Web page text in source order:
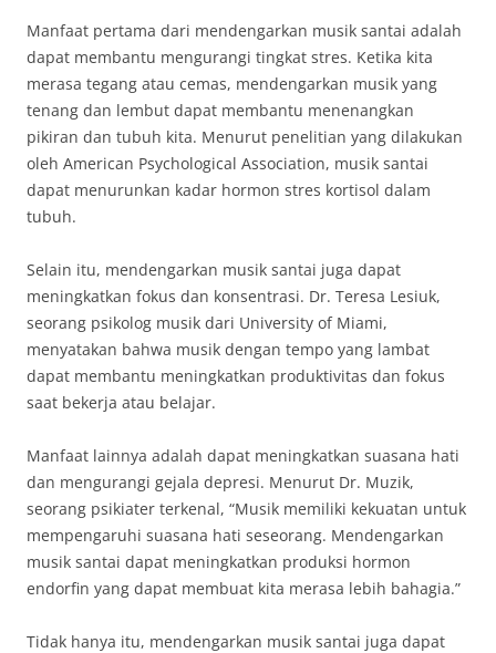
Manfaat pertama dari mendengarkan musik santai adalah
dapat membantu mengurangi tingkat stres. Ketika kita
merasa tegang atau cemas, mendengarkan musik yang
tenang dan lembut dapat membantu menenangkan
pikiran dan tubuh kita. Menurut penelitian yang dilakukan
oleh American Psychological Association, musik santai
dapat menurunkan kadar hormon stres kortisol dalam
tubuh.
Selain itu, mendengarkan musik santai juga dapat
meningkatkan fokus dan konsentrasi. Dr. Teresa Lesiuk,
seorang psikolog musik dari University of Miami,
menyatakan bahwa musik dengan tempo yang lambat
dapat membantu meningkatkan produktivitas dan fokus
saat bekerja atau belajar.
Manfaat lainnya adalah dapat meningkatkan suasana hati
dan mengurangi gejala depresi. Menurut Dr. Muzik,
seorang psikiater terkenal, “Musik memiliki kekuatan untuk
mempengaruhi suasana hati seseorang. Mendengarkan
musik santai dapat meningkatkan produksi hormon
endorfin yang dapat membuat kita merasa lebih bahagia.”
Tidak hanya itu, mendengarkan musik santai juga dapat